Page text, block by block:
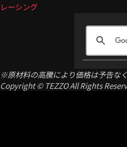
レーシング
※原材料の高騰により価格は予告な
Copyright © TEZZO All Rights